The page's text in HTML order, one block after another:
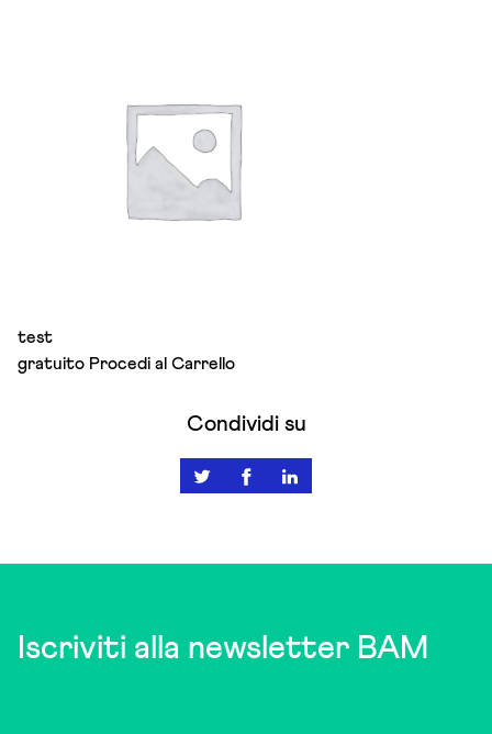
The
options
may
chosen
test
gratuito Procedi al Carrello
Condividi su
Iscriviti alla newsletter BAM